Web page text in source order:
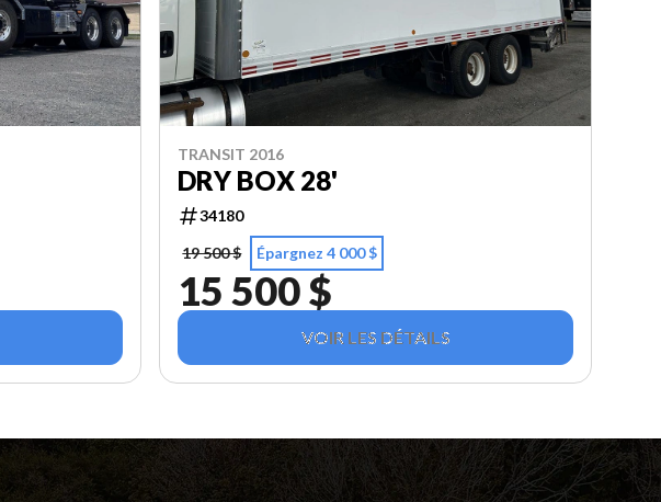
TRANSIT 2016
DRY BOX 28'
34180
19 500 $
Épargnez 4 000 $
15 500 $
VOIR LES DÉTAILS